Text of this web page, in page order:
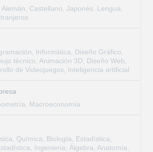
Castellano, Japonés, Lengua,
Informática, Diseño Gráfico,
técnico, Animación 3D, Diseño Web,
de Videojuegos, Inteligencia artificial
Macroeconomía
Química, Biología, Estadística,
Ingenieria, Álgebra, Anatomía,